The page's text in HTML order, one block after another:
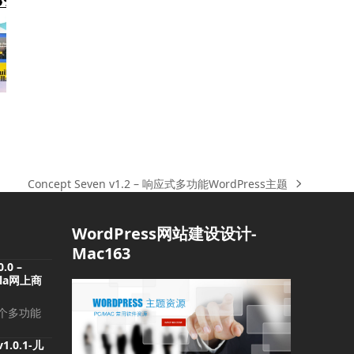
下
Concept Seven v1.2 – 响应式多功能WordPress主题
–
网上商
多功能
儿
WordPress网站建设设计-
Mac163